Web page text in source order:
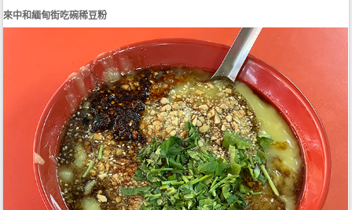
來中和緬甸街吃碗稀豆粉